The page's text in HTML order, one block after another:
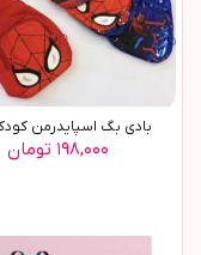
۱۹۸,۰۰۰ تومان